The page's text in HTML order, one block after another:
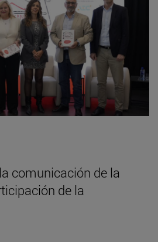
comunicación de la
de la